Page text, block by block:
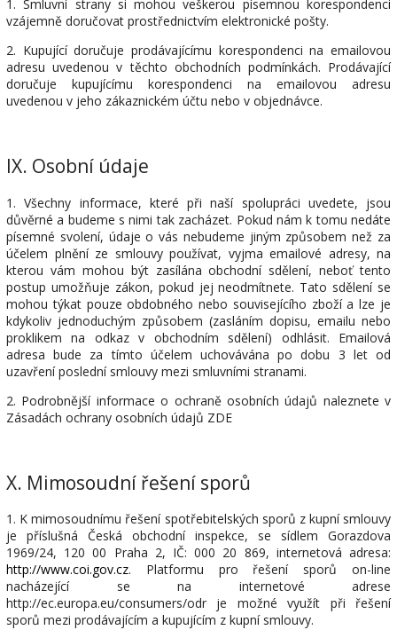
1. Smluvní strany si mohou veškerou písemnou korespondenci
vzájemně doručovat prostřednictvím elektronické pošty.
2. Kupující doručuje prodávajícímu korespondenci na emailovou
adresu uvedenou v těchto obchodních podmínkách. Prodávající
doručuje kupujícímu korespondenci na emailovou adresu
uvedenou v jeho zákaznickém účtu nebo v objednávce.
IX. Osobní údaje
1. Všechny informace, které při naší spolupráci uvedete, jsou
důvěrné a budeme s nimi tak zacházet. Pokud nám k tomu nedáte
písemné svolení, údaje o vás nebudeme jiným způsobem než za
účelem plnění ze smlouvy používat, vyjma emailové adresy, na
kterou vám mohou být zasílána obchodní sdělení, neboť tento
postup umožňuje zákon, pokud jej neodmítnete. Tato sdělení se
mohou týkat pouze obdobného nebo souvisejícího zboží a lze je
kdykoliv jednoduchým způsobem (zasláním dopisu, emailu nebo
proklikem na odkaz v obchodním sdělení) odhlásit. Emailová
adresa bude za tímto účelem uchovávána po dobu 3 let od
uzavření poslední smlouvy mezi smluvními stranami.
2. Podrobnější informace o ochraně osobních údajů naleznete v
Zásadách ochrany osobních údajů ZDE
X. Mimosoudní řešení sporů
1. K mimosoudnímu řešení spotřebitelských sporů z kupní smlouvy
je příslušná Česká obchodní inspekce, se sídlem Gorazdova
1969/24, 120 00 Praha 2, IČ: 000 20 869, internetová adresa:
http://www.coi.gov.cz. Platformu pro řešení sporů on-line
nacházející se na internetové adrese
http://ec.europa.eu/consumers/odr je možné využít při řešení
sporů mezi prodávajícím a kupujícím z kupní smlouvy.